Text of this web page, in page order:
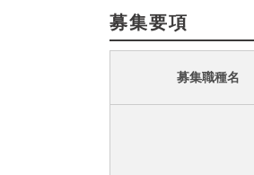
募集要項
募集職種名